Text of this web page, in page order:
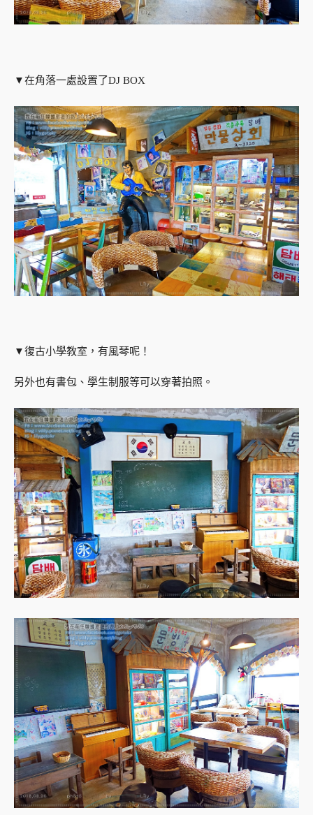
▼在角落一處設置了DJ BOX
▼復古小學教室，有風琴呢！
另外也有書包、學生制服等可以穿著拍照。